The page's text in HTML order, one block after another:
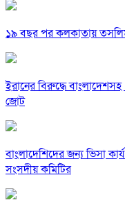
১৯ বছর পর কলকাতায়
ইরানের বিরুদ্ধে
জোট
বাংলাদেশিদের জন্য ভিসা
সংসদীয় কমিটির